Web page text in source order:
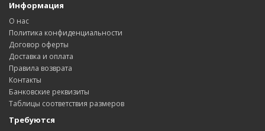
Информация
О нас
Политика конфиденциальности
Договор оферты
Доставка и оплата
Правила возврата
Контакты
Банковские реквизиты
Таблицы соответствия размеров
Требуются